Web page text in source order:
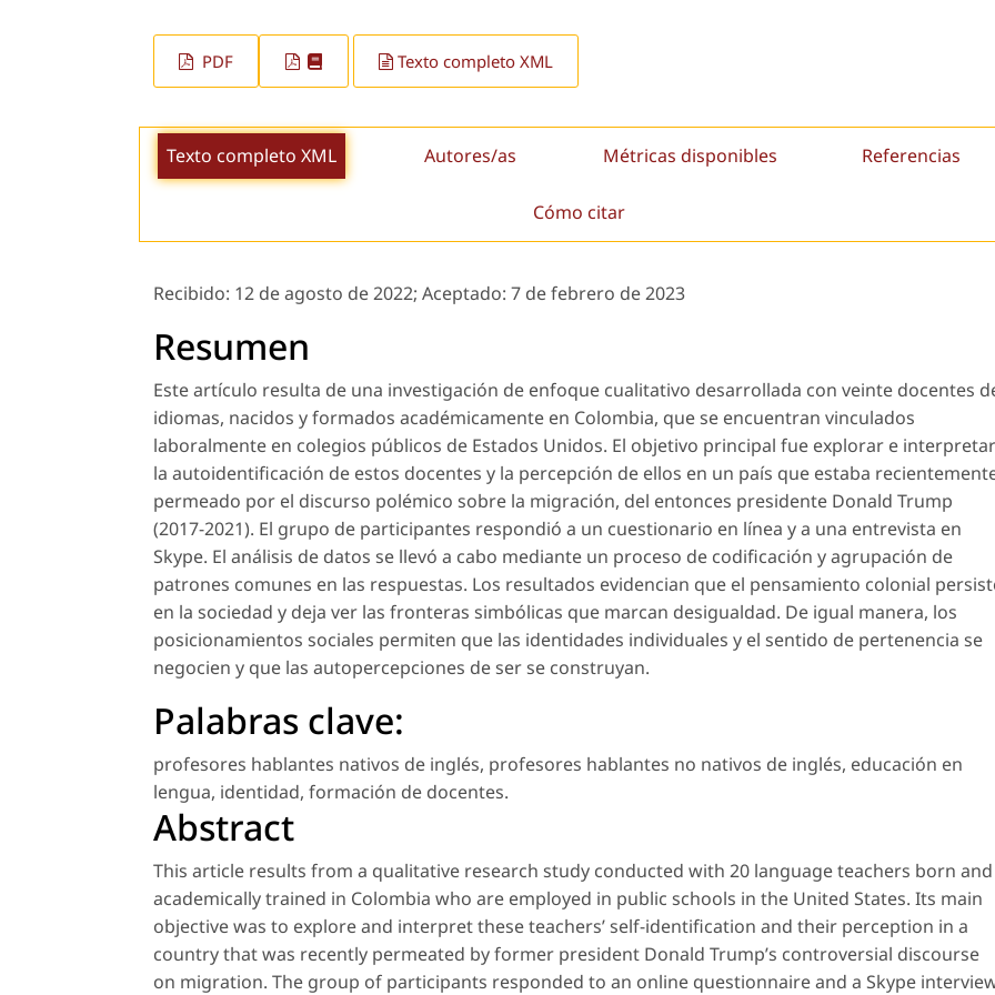
PDF Texto completo XML
Texto completo XML Autores/as Métricas disponibles Referencias
Cómo citar
Recibido: 12 de agosto de 2022; Aceptado: 7 de febrero de 2023
Resumen
Este artículo resulta de una investigación de enfoque cualitativo desarrollada con veinte docentes
idiomas, nacidos y formados académicamente en Colombia, que se encuentran vinculados
laboralmente en colegios públicos de Estados Unidos. El objetivo principal fue explorar e interpretar
la autoidentificación de estos docentes y la percepción de ellos en un país que estaba
permeado por el discurso polémico sobre la migración, del entonces presidente Donald Trump
(2017-2021). El grupo de participantes respondió a un cuestionario en línea y a una entrevista en
Skype. El análisis de datos se llevó a cabo mediante un proceso de codificación y agrupación de
patrones comunes en las respuestas. Los resultados evidencian que el pensamiento colonial
en la sociedad y deja ver las fronteras simbólicas que marcan desigualdad. De igual manera, los
posicionamientos sociales permiten que las identidades individuales y el sentido de pertenencia se
negocien y que las autopercepciones de ser se construyan.
Palabras clave:
profesores hablantes nativos de inglés, profesores hablantes no nativos de inglés, educación en
lengua, identidad, formación de docentes.
Abstract
This article results from a qualitative research study conducted with 20 language teachers born and
academically trained in Colombia who are employed in public schools in the United States. Its main
objective was to explore and interpret these teachers’ self-identification and their perception in a
country that was recently permeated by former president Donald Trump’s controversial discourse
on migration. The group of participants responded to an online questionnaire and a Skype